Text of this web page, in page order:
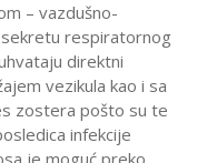
– vazdušno-
respiratornog
direktni
vezikula kao i sa
zostera pošto su te
infekcije